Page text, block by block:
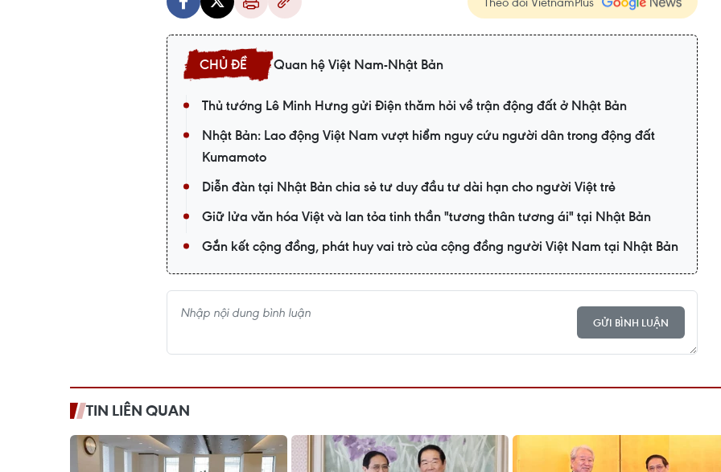
Quan hệ Việt Nam-Nhật Bản
Thủ tướng Lê Minh Hưng gửi Điện thăm hỏi về trận động đất ở Nhật Bản
Nhật Bản: Lao động Việt Nam vượt hiểm nguy cứu người dân trong động đất
Kumamoto
Diễn đàn tại Nhật Bản chia sẻ tư duy đầu tư dài hạn cho người Việt trẻ
Giữ lửa văn hóa Việt và lan tỏa tinh thần "tương thân tương ái" tại Nhật Bản
Gắn kết cộng đồng, phát huy vai trò của cộng đồng người Việt Nam tại Nhật Bản
GỬI BÌNH LUẬN
TIN LIÊN QUAN